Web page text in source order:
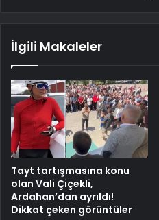
İlgili Makaleler
Tayt tartışmasına konu
olan Vali Çiçekli,
Ardahan’dan ayrıldı!
Dikkat çeken görüntüler